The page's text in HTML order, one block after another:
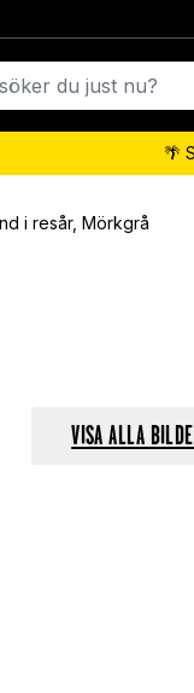
🌴
i resår, Mörkgrå
VISA ALLA